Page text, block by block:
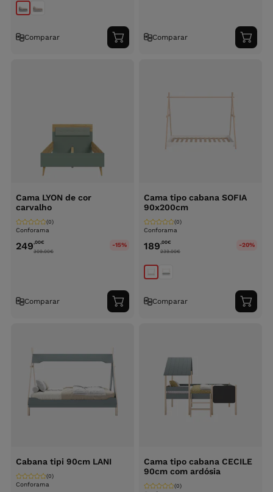
Comparar
Adicionar
ao
Comparar
ao
Cama LYON de cor
carvalho
Conforama
(0)
249,00€
309.00€
-15%
Comparar
Adicionar
ao
Cama tipo cabana SOFIA
90x200cm
Conforama
(0)
189,00€
239.00€
-20%
Comparar
ao
Cabana tipi 90cm LANI
Conforama
(0)
Cama tipo cabana CECILE
90cm com ardósia
(0)